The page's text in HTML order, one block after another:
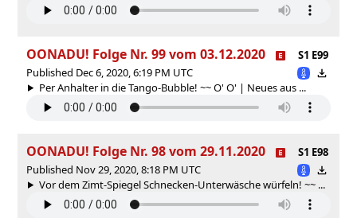
OONADU! Folge Nr. 99 vom 03.12.2020
S1 E99
Published Dec 6, 2020, 6:19 PM UTC
Per Anhalter in die Tango-Bubble! ~~ O' O' | Neues aus ...
OONADU! Folge Nr. 98 vom 29.11.2020
S1 E98
Published Nov 29, 2020, 8:18 PM UTC
Vor dem Zimt-Spiegel Schnecken-Unterwäsche würfeln! ~~ ...